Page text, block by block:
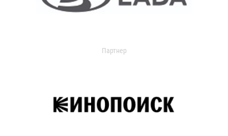
Партнер